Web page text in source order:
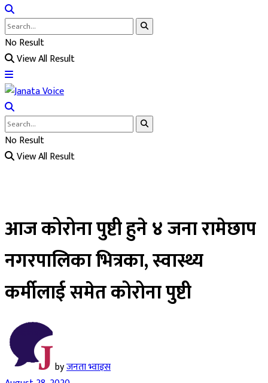
No Result
View All Result
No Result
View All Result
आज कोरोना पुष्टी हुने ४ जना रामेछाप
नगरपालिका भित्रका, स्वास्थ्य
कर्मीलाई समेत कोरोना पुष्टी
byजनता भ्वाइस